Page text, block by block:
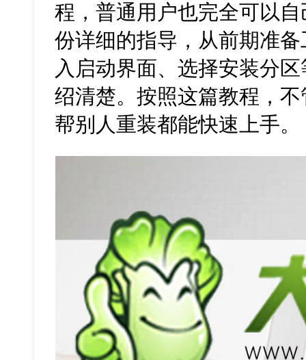
程，普通用户也完全可以
份详细的指导，从前期准
入启动界面、选择安装分
绍清楚。按照这篇教程，
帮别人重装都能快速上手。